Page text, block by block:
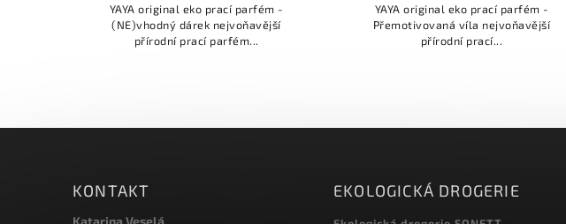
YAYA original eko prací parfém -
(NE)vhodný dárek nejvoňavější
přírodní prací parfém...
YAYA original eko prací parfém -
Přemotivovaná víla nejvoňavější
přírodní prací...
KONTAKT
Katarina Veselá
EKOLOGICKÁ DROGERIE